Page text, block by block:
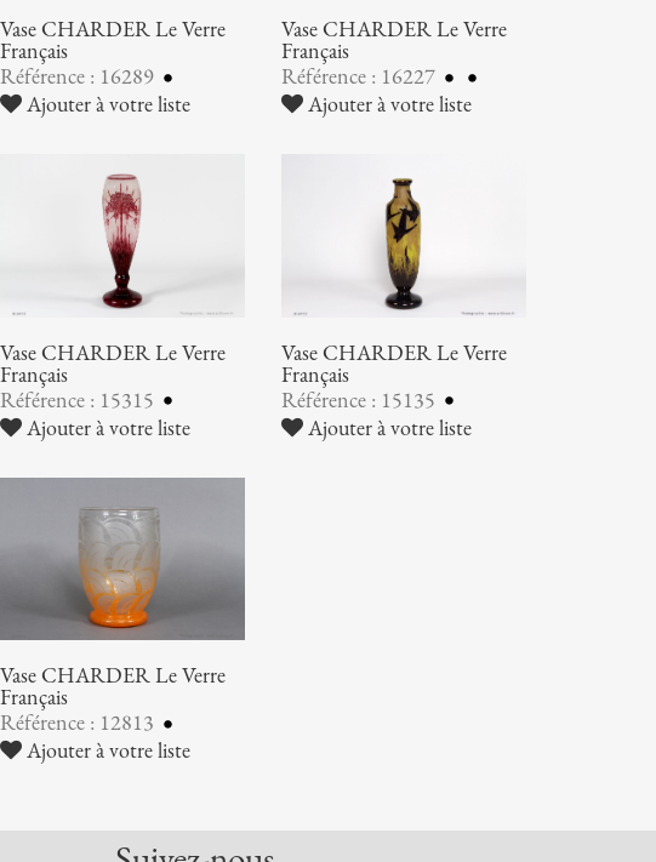
Vase CHARDER Le Verre
Français
Référence : 16289
Ajouter à votre liste
Vase CHARDER Le Verre
Français
Référence : 16227
Ajouter à votre liste
Vase CHARDER Le Verre
Français
Référence : 15315
Ajouter à votre liste
Vase CHARDER Le Verre
Français
Référence : 15135
Ajouter à votre liste
Vase CHARDER Le Verre
Français
Référence : 12813
Ajouter à votre liste